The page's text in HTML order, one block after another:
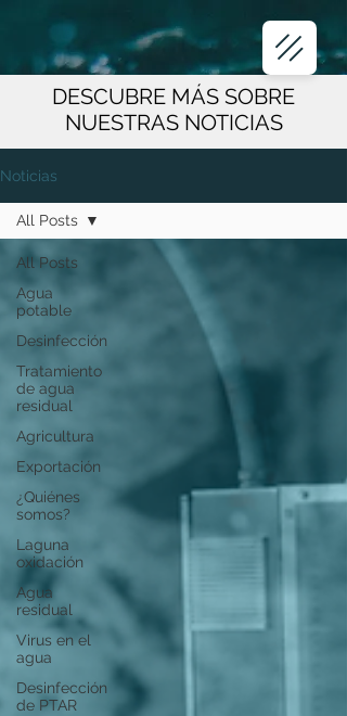
DESCUBRE MÁS SOBRE
NUESTRAS NOTICIAS
Noticias
All Posts
Agua
potable
Desinfección
Tratamiento
de agua
residual
Agricultura
Exportación
¿Quiénes
somos?
Laguna
oxidación
Agua
residual
Virus en el
agua
Desinfección
de PTAR
All Posts